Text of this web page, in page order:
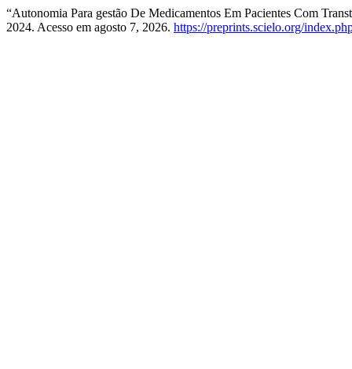
“Autonomia Para gestão De Medicamentos Em Pacientes Com
2024. Acesso em agosto 7, 2026. https://preprints.scielo.org/